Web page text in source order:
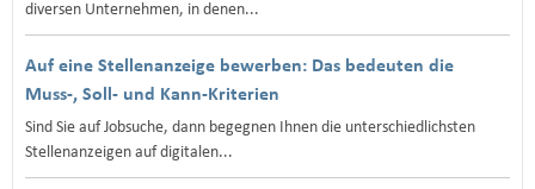
diversen Unternehmen, in denen...
Auf eine Stellenanzeige bewerben: Das bedeuten die
Muss-, Soll- und Kann-Kriterien
Sind Sie auf Jobsuche, dann begegnen Ihnen die unterschiedlichsten
Stellenanzeigen auf digitalen...